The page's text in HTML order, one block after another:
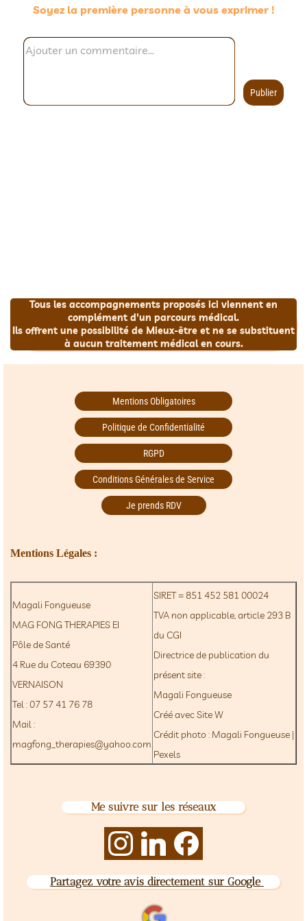
Soyez la première personne à vous exprimer !
Publier
Tous les accompagnements proposés ici viennent en
complément d'un parcours médical.
Ils offrent une possibilité de Mieux-être et ne se substituent
à aucun traitement médical en cours.
Mentions Obligatoires
Politique de Confidentialité
RGPD
Conditions Générales de Service
Je prends RDV
Mentions Légales :
Magali Fongueuse
MAG FONG THERAPIES EI
Pôle de Santé
4 Rue du Coteau 69390
VERNAISON
Tel : 07 57 41 76 78
Mail :
magfong_therapies@yahoo.com
SIRET = 851 452 581 00024
TVA non applicable, article 293 B
du CGI
Directrice de publication du
présent site :
Magali Fongueuse
Créé avec Site W
Crédit photo : Magali Fongueuse |
Pexels
Me suivre sur les réseaux

Partagez votre avis directement sur Google